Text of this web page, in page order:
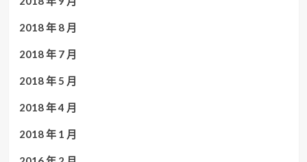
2018 年 8 月
2018 年 7 月
2018 年 5 月
2018 年 4 月
2018 年 1 月